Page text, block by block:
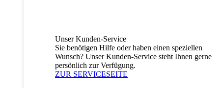
Unser Kunden-Service
Sie benötigen Hilfe oder haben einen speziellen
Wunsch? Unser Kunden-Service steht Ihnen gerne
persönlich zur Verfügung.
ZUR SERVICESEITE